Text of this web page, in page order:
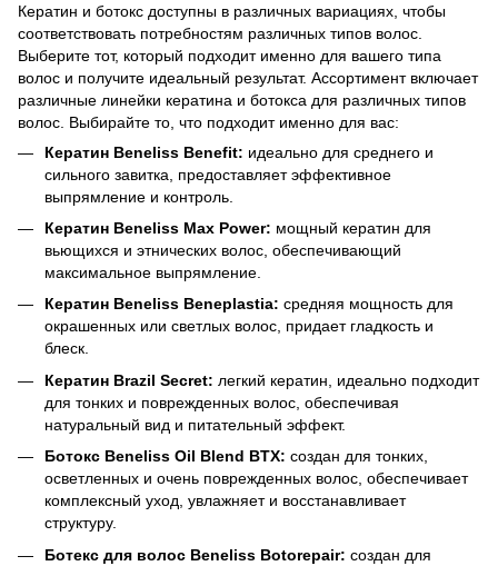
Кератин и ботокс доступны в различных вариациях, чтобы
соответствовать потребностям различных типов волос.
Выберите тот, который подходит именно для вашего типа
волос и получите идеальный результат. Ассортимент включает
различные линейки кератина и ботокса для различных типов
волос. Выбирайте то, что подходит именно для вас:
Кератин Beneliss Benefit: идеально для среднего и
сильного завитка, предоставляет эффективное
выпрямление и контроль.
Кератин Beneliss Max Power: мощный кератин для
вьющихся и этнических волос, обеспечивающий
максимальное выпрямление.
Кератин Beneliss Beneplastia: средняя мощность для
окрашенных или светлых волос, придает гладкость и
блеск.
Кератин Brazil Secret: легкий кератин, идеально подходит
для тонких и поврежденных волос, обеспечивая
натуральный вид и питательный эффект.
Ботокс Beneliss Oil Blend BTX: создан для тонких,
осветленных и очень поврежденных волос, обеспечивает
комплексный уход, увлажняет и восстанавливает
структуру.
Ботекс для волос Beneliss Botorepair: создан для